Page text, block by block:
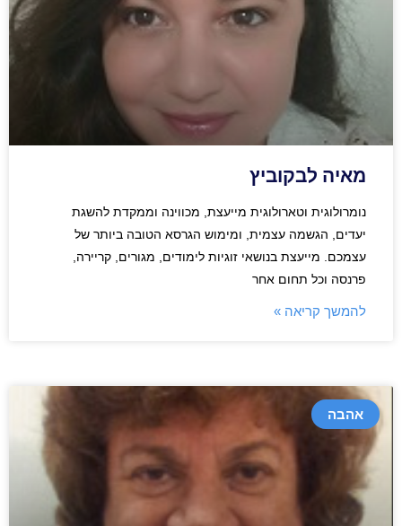
מאיה לבקוביץ
נומרולוגית וטארולוגית מייעצת, מכווינה וממקדת להשגת
יעדים, הגשמה עצמית, ומימוש הגרסא הטובה ביותר של
עצמכם. מייעצת בנושאי זוגיות לימודים, מגורים, קריירה,
פרנסה וכל תחום אחר
להמשך קריאה »
אהבה